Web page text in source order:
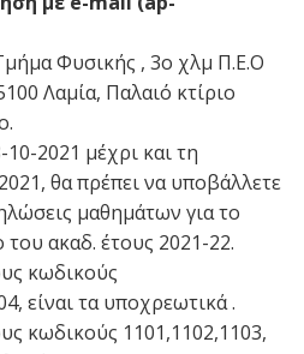
Φυσικής , 3o χλμ Π.Ε.Ο
Λαμία, Παλαιό κτίριο
2021 μέχρι και τη
θα πρέπει να υποβάλλετε
μαθημάτων για το
του ακαδ. έτους 2021-22.
κωδικούς
είναι τα υποχρεωτικά .
κωδικούς 1101,1102,1103,